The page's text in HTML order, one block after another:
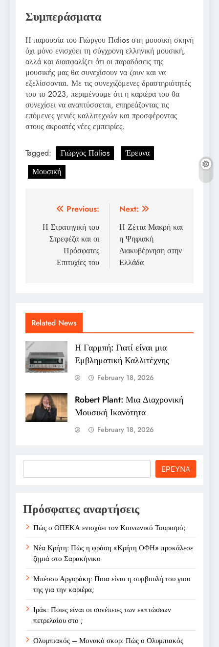
Συμπεράσματα
Η παρουσία του Γιώργου Παlios στη μουσική σκηνή
όχι μόνο ενισχύει τη σύγχρονη ελληνική μουσική,
αλλά και διασφαλίζει ότι οι παραδόσεις της
μουσικής μας θα συνεχίσουν να ζουν και να
εξελίσσονται. Με τις συνεχιζόμενες δραστηριότητές
του το 2023, περιμένουμε ότι η καριέρα του θα
συνεχίσει να αναπτύσσεται, επηρεάζοντας τις
επόμενες γενιές καλλιτεχνών και προσφέροντας
στους ακροατές νέες εμπειρίες.
Tagged: Γιώργος Παlios
Έρευνα
Μουσική
Post
navigation
Previous:
Η Στρατηγική του
Στρεφέζα και οι
Πρόσφατες
Επιτυχίες του
Next:
Η Ζέττα Μακρή και
η Ψηφιακή
Διακυβέρνηση στην
Ελλάδα
Related News
Η Γαρμπή: Γιατί είναι μια
Εμβληματική Καλλιτέχνης
February 18, 2026
Robert Plant: Μια Διαχρονική
Μουσική Ικανότητα
February 18, 2026
ΕΡΕΥΝΑ
Πρόσφατες αναρτήσεις
Πώς ο ΟΠΕΚΑ ενισχύει τον Κοινωνικό Τουρισμό;
Νέα Κρήτη: Πώς η φράση «Κρήτη ΟΦΗ» προκάλεσε
ζημιά στο Σαρακήνικο
Μπέσσυ Αργυράκη: Ποια είναι η συμβουλή του γιου
της για την καριέρα;
Ιράκ: Ποιες είναι οι συνέπειες των εκπτώσεων
πετρελαίου στο ;
Ολυμπιακός – Μονακό σκορ: Πώς ο Ολυμπιακός